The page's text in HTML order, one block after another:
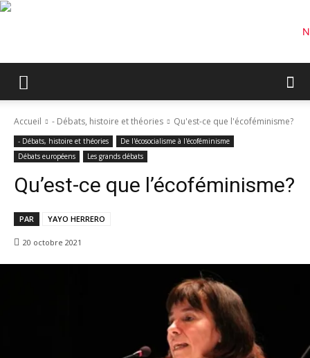
Accueil - Débats, histoire et théories Qu'est-ce que l'écoféminisme?
- Débats, histoire et théories
De l'écosocialisme à l'écoféminisme
Débats européens
Les grands débats
Qu’est-ce que l’écoféminisme?
PAR YAYO HERRERO
20 octobre 2021